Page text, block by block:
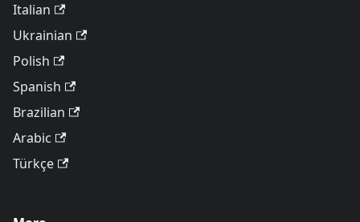
Italian
Ukrainian
Polish
Spanish
Brazilian
Arabic
Türkçe